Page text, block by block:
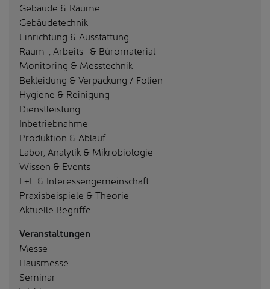
Gebäude & Räume
Gebäudetechnik
Einrichtung & Ausstattung
Raum-, Arbeits- & Büromaterial
Monitoring & Messtechnik
Bekleidung & Verpackung / Folien
Hygiene & Reinigung
Dienstleistung
Inbetriebnahme
Produktion & Ablauf
Labor, Analytik & Mikrobiologie
Wissen & Events
F+E & Interessengemeinschaft
Praxisbeispiele & Theorie
Aktuelle Begriffe
Veranstaltungen
Messe
Hausmesse
Seminar